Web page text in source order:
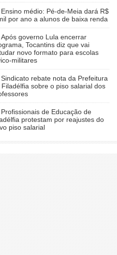
Ensino médio: Pé-de-Meia dará R$
por ano a alunos de baixa renda
Após governo Lula encerrar
Tocantins diz que vai
novo formato para escolas
militares
Sindicato rebate nota da Prefeitura
Filadélfia sobre o piso salarial dos
Profissionais de Educação de
protestam por reajustes do
piso salarial